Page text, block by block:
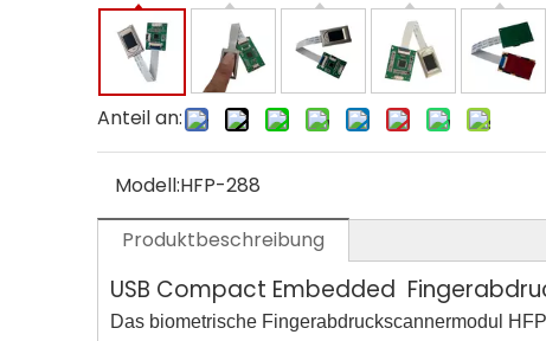
Anteil an:
Modell:HFP-288
Produktbeschreibung
USB Compact Embedded
Das biometrische Fingerabdruckscannermodul